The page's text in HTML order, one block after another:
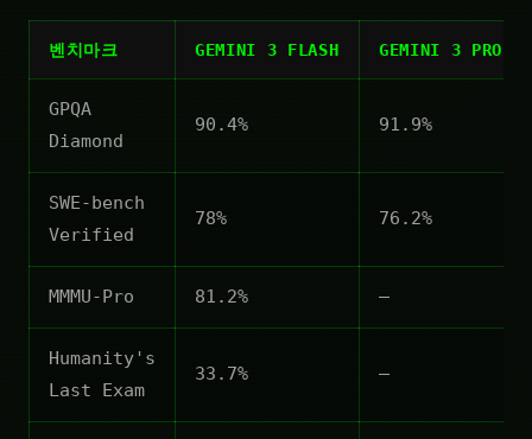
벤치마크 GEMINI 3 FLASH GEMINI 3 PRO
GPQA
Diamond
90.4% 91.9%
SWE-bench
Verified
78% 76.2%
MMMU-Pro 81.2% —
Humanity's
Last Exam
33.7% —